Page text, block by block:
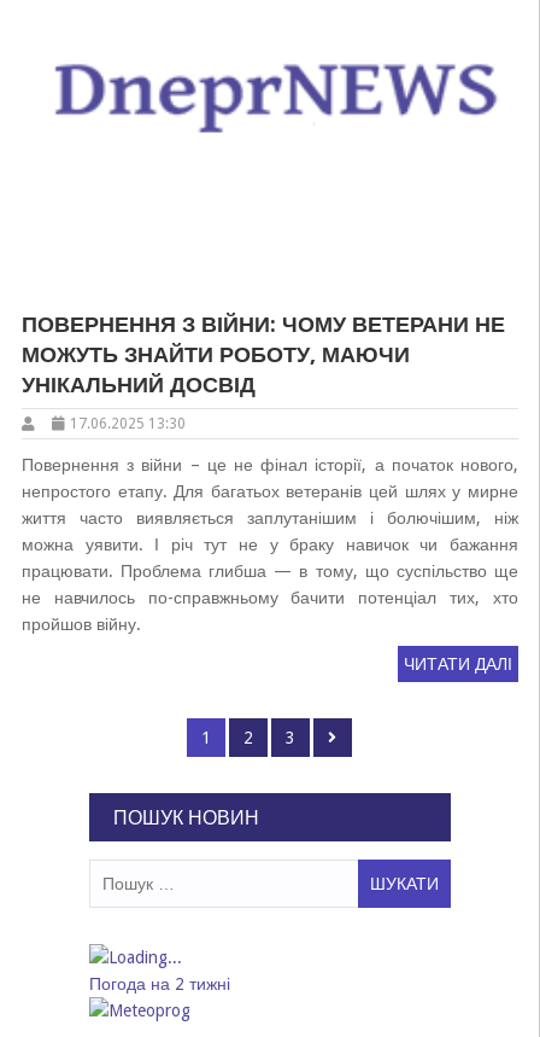
ПОВЕРНЕННЯ З ВІЙНИ: ЧОМУ ВЕТЕРАНИ НЕ
МОЖУТЬ ЗНАЙТИ РОБОТУ, МАЮЧИ
УНІКАЛЬНИЙ ДОСВІД
17.06.2025 13:30
Повернення з війни – це не фінал історії, а початок нового,
непростого етапу. Для багатьох ветеранів цей шлях у мирне
життя часто виявляється заплутанішим і болючішим, ніж
можна уявити. І річ тут не у браку навичок чи бажання
працювати. Проблема глибша — в тому, що суспільство ще
не навчилось по-справжньому бачити потенціал тих, хто
пройшов війну.
ЧИТАТИ ДАЛІ
записів
Page
1 Page
2 Page
3
ПОШУК НОВИН
Погода на 2 тижні